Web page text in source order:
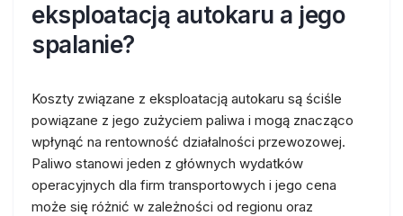
eksploatacją autokaru a jego
spalanie?
Koszty związane z eksploatacją autokaru są ściśle
powiązane z jego zużyciem paliwa i mogą znacząco
wpłynąć na rentowność działalności przewozowej.
Paliwo stanowi jeden z głównych wydatków
operacyjnych dla firm transportowych i jego cena
może się różnić w zależności od regionu oraz